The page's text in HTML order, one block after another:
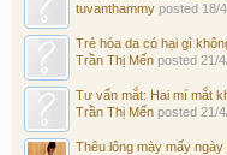
tuvanthammy posted 18/
Trẻ hóa da có hại gì
Trần Thị Mến posted 21/
Tư vấn mắt: Hai mí mắt
Trần Thị Mến posted 21/
Thêu lông mày mấy ngày